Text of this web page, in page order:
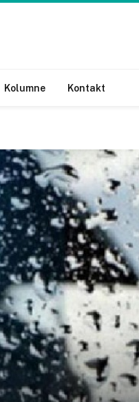
Kolumne Kontakt